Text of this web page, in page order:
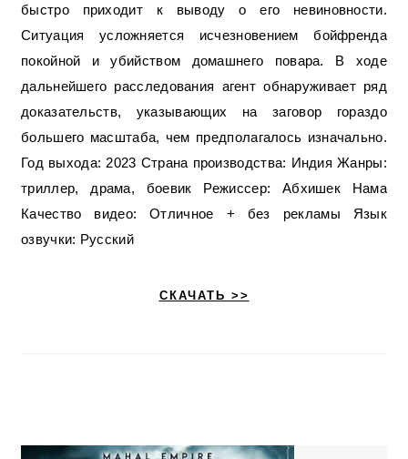
быстро приходит к выводу о его невиновности.
Ситуация усложняется исчезновением бойфренда
покойной и убийством домашнего повара. В ходе
дальнейшего расследования агент обнаруживает ряд
доказательств, указывающих на заговор гораздо
большего масштаба, чем предполагалось изначально.
Год выхода: 2023 Страна производства: Индия Жанры:
триллер, драма, боевик Режиссер: Абхишек Нама
Качество видео: Отличное + без рекламы Язык
озвучки: Русский
СКАЧАТЬ >>